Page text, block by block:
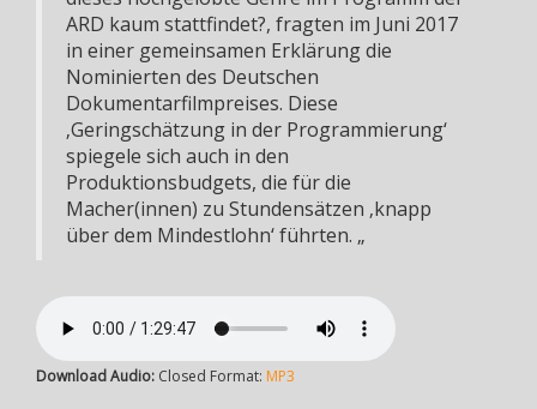
ARD kaum stattfindet?, fragten im Juni 2017
in einer gemeinsamen Erklärung die
Nominierten des Deutschen
Dokumentarfilmpreises. Diese
‚Geringschätzung in der Programmierung‘
spiegele sich auch in den
Produktionsbudgets, die für die
Macher(innen) zu Stundensätzen ‚knapp
über dem Mindestlohn‘ führten. „
Download Audio: Closed Format: MP3